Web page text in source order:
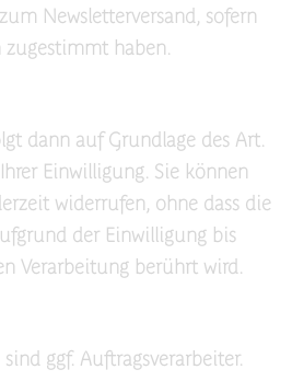
Newsletterversand, sofern
zugestimmt haben.
dann auf Grundlage des Art.
Einwilligung. Sie können
widerrufen, ohne dass die
der Einwilligung bis
Verarbeitung berührt wird.
ggf. Auftragsverarbeiter.